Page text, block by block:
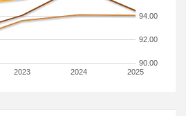
2023 2024 2025
90.00
92.00
94.00